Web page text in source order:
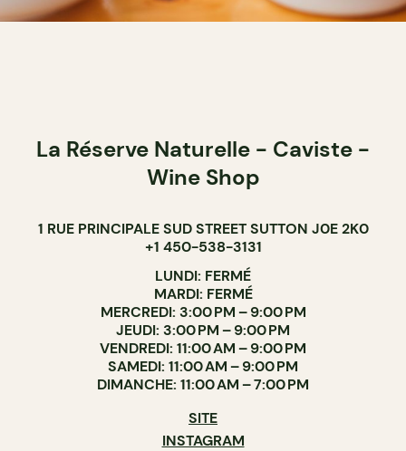
La Réserve Naturelle - Caviste -
Wine Shop
1 RUE PRINCIPALE SUD STREET SUTTON J0E 2K0
+1 450-538-3131
LUNDI: FERMÉ
MARDI: FERMÉ
MERCREDI: 3:00 PM – 9:00 PM
JEUDI: 3:00 PM – 9:00 PM
VENDREDI: 11:00 AM – 9:00 PM
SAMEDI: 11:00 AM – 9:00 PM
DIMANCHE: 11:00 AM – 7:00 PM
SITE
INSTAGRAM